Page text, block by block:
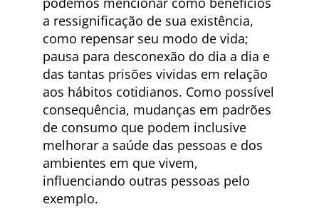
a ressignificação de sua existência,
como repensar seu modo de vida;
pausa para desconexão do dia a dia e
das tantas prisões vividas em relação
aos hábitos cotidianos. Como possível
consequência, mudanças em padrões
de consumo que podem inclusive
melhorar a saúde das pessoas e dos
ambientes em que vivem,
influenciando outras pessoas pelo
exemplo.